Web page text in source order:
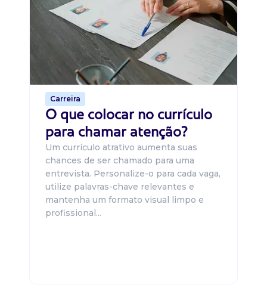
Carreira
O que colocar no currículo
para chamar atenção?
Um currículo atrativo aumenta suas
chances de ser chamado para uma
entrevista. Personalize-o para cada vaga,
utilize palavras-chave relevantes e
mantenha um formato visual limpo e
profissional...